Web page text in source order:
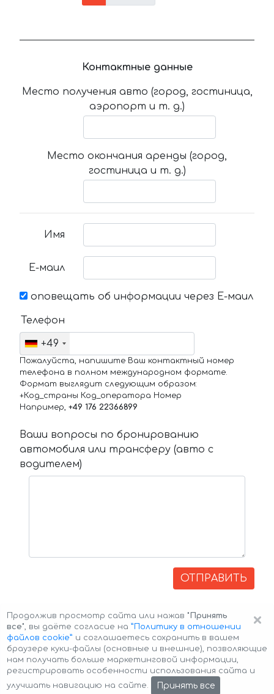
Контактные данные
Место получения авто (город, гостиница,
аэропорт и т. д.)
Место окончания аренды (город,
гостиница и т. д.)
Имя
Е-маил
оповещать об информации через Е-маил
Телефон
+49
Пожалуйста, напишите Ваш контактный номер
телефона в полном международном формате.
Формат выглядит следующим образом:
+Код_страны Код_оператора Номер
Например, +49 176 22366899
Ваши вопросы по бронированию
автомобиля или трансферу (авто с
водителем)
ОТПРАВИТЬ
Авторские права © 2026 Авто-Аренда Cookie Policy
×
Продолжив просмотр сайта или нажав "Принять
все", вы даёте согласие на ”Политику в отношении
файлов cookie” и соглашаетесь сохранить в вашем
браузере куки-файлы (основные и внешние), позволяющие
нам получать больше маркетинговой информации,
регистрировать особенности использования сайта и
улучшать навигацию на сайте.
Принять все